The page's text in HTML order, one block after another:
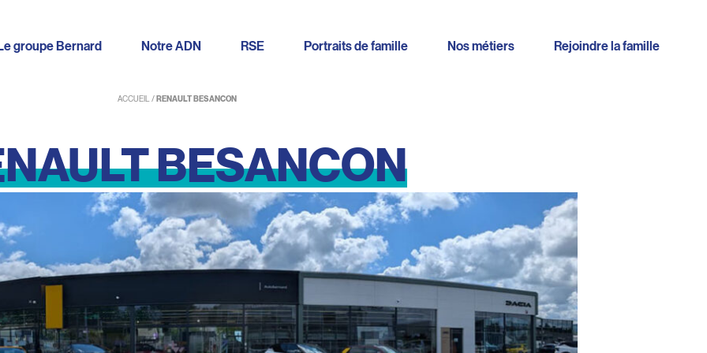
groupe Bernard Notre ADN RSE Portraits de famille Nos métiers Rejoindre la famille
ACCUEIL/ RENAULT BESANCON
BESANCON